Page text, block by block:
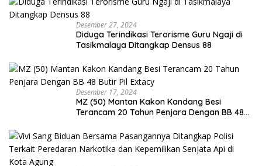
Desember 27, 2024
Diduga Terindikasi Terorisme Guru Ngaji di
Tasikmalaya Ditangkap Densus 88
Desember 17, 2024
MZ (50) Mantan Kakon Kandang Besi
Terancam 20 Tahun Penjara Dengan BB 48